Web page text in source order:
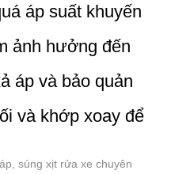
áp suất khuyến
ảnh hưởng đến
áp và bảo quản
và khớp xoay để
súng xịt rửa xe chuyên